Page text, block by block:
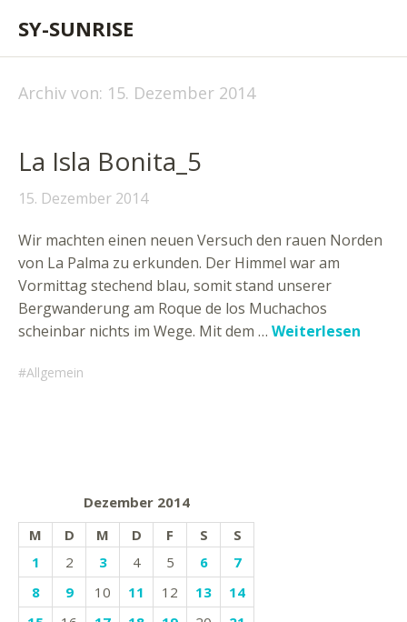
SY-SUNRISE
Archiv von: 15. Dezember 2014
La Isla Bonita_5
15. Dezember 2014
Wir machten einen neuen Versuch den rauen Norden
von La Palma zu erkunden. Der Himmel war am
Vormittag stechend blau, somit stand unserer
Bergwanderung am Roque de los Muchachos
scheinbar nichts im Wege. Mit dem … Weiterlesen
Allgemein
Dezember 2014
M
D M D F S
S
1
2 3 4 5 6
7
8
9 10 11 12 13
14